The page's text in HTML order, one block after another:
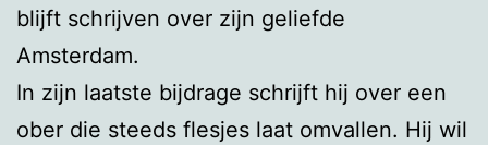
blijft schrijven over zijn geliefde
Amsterdam.
In zijn laatste bijdrage schrijft hij over een
ober die steeds flesjes laat omvallen. Hij wil